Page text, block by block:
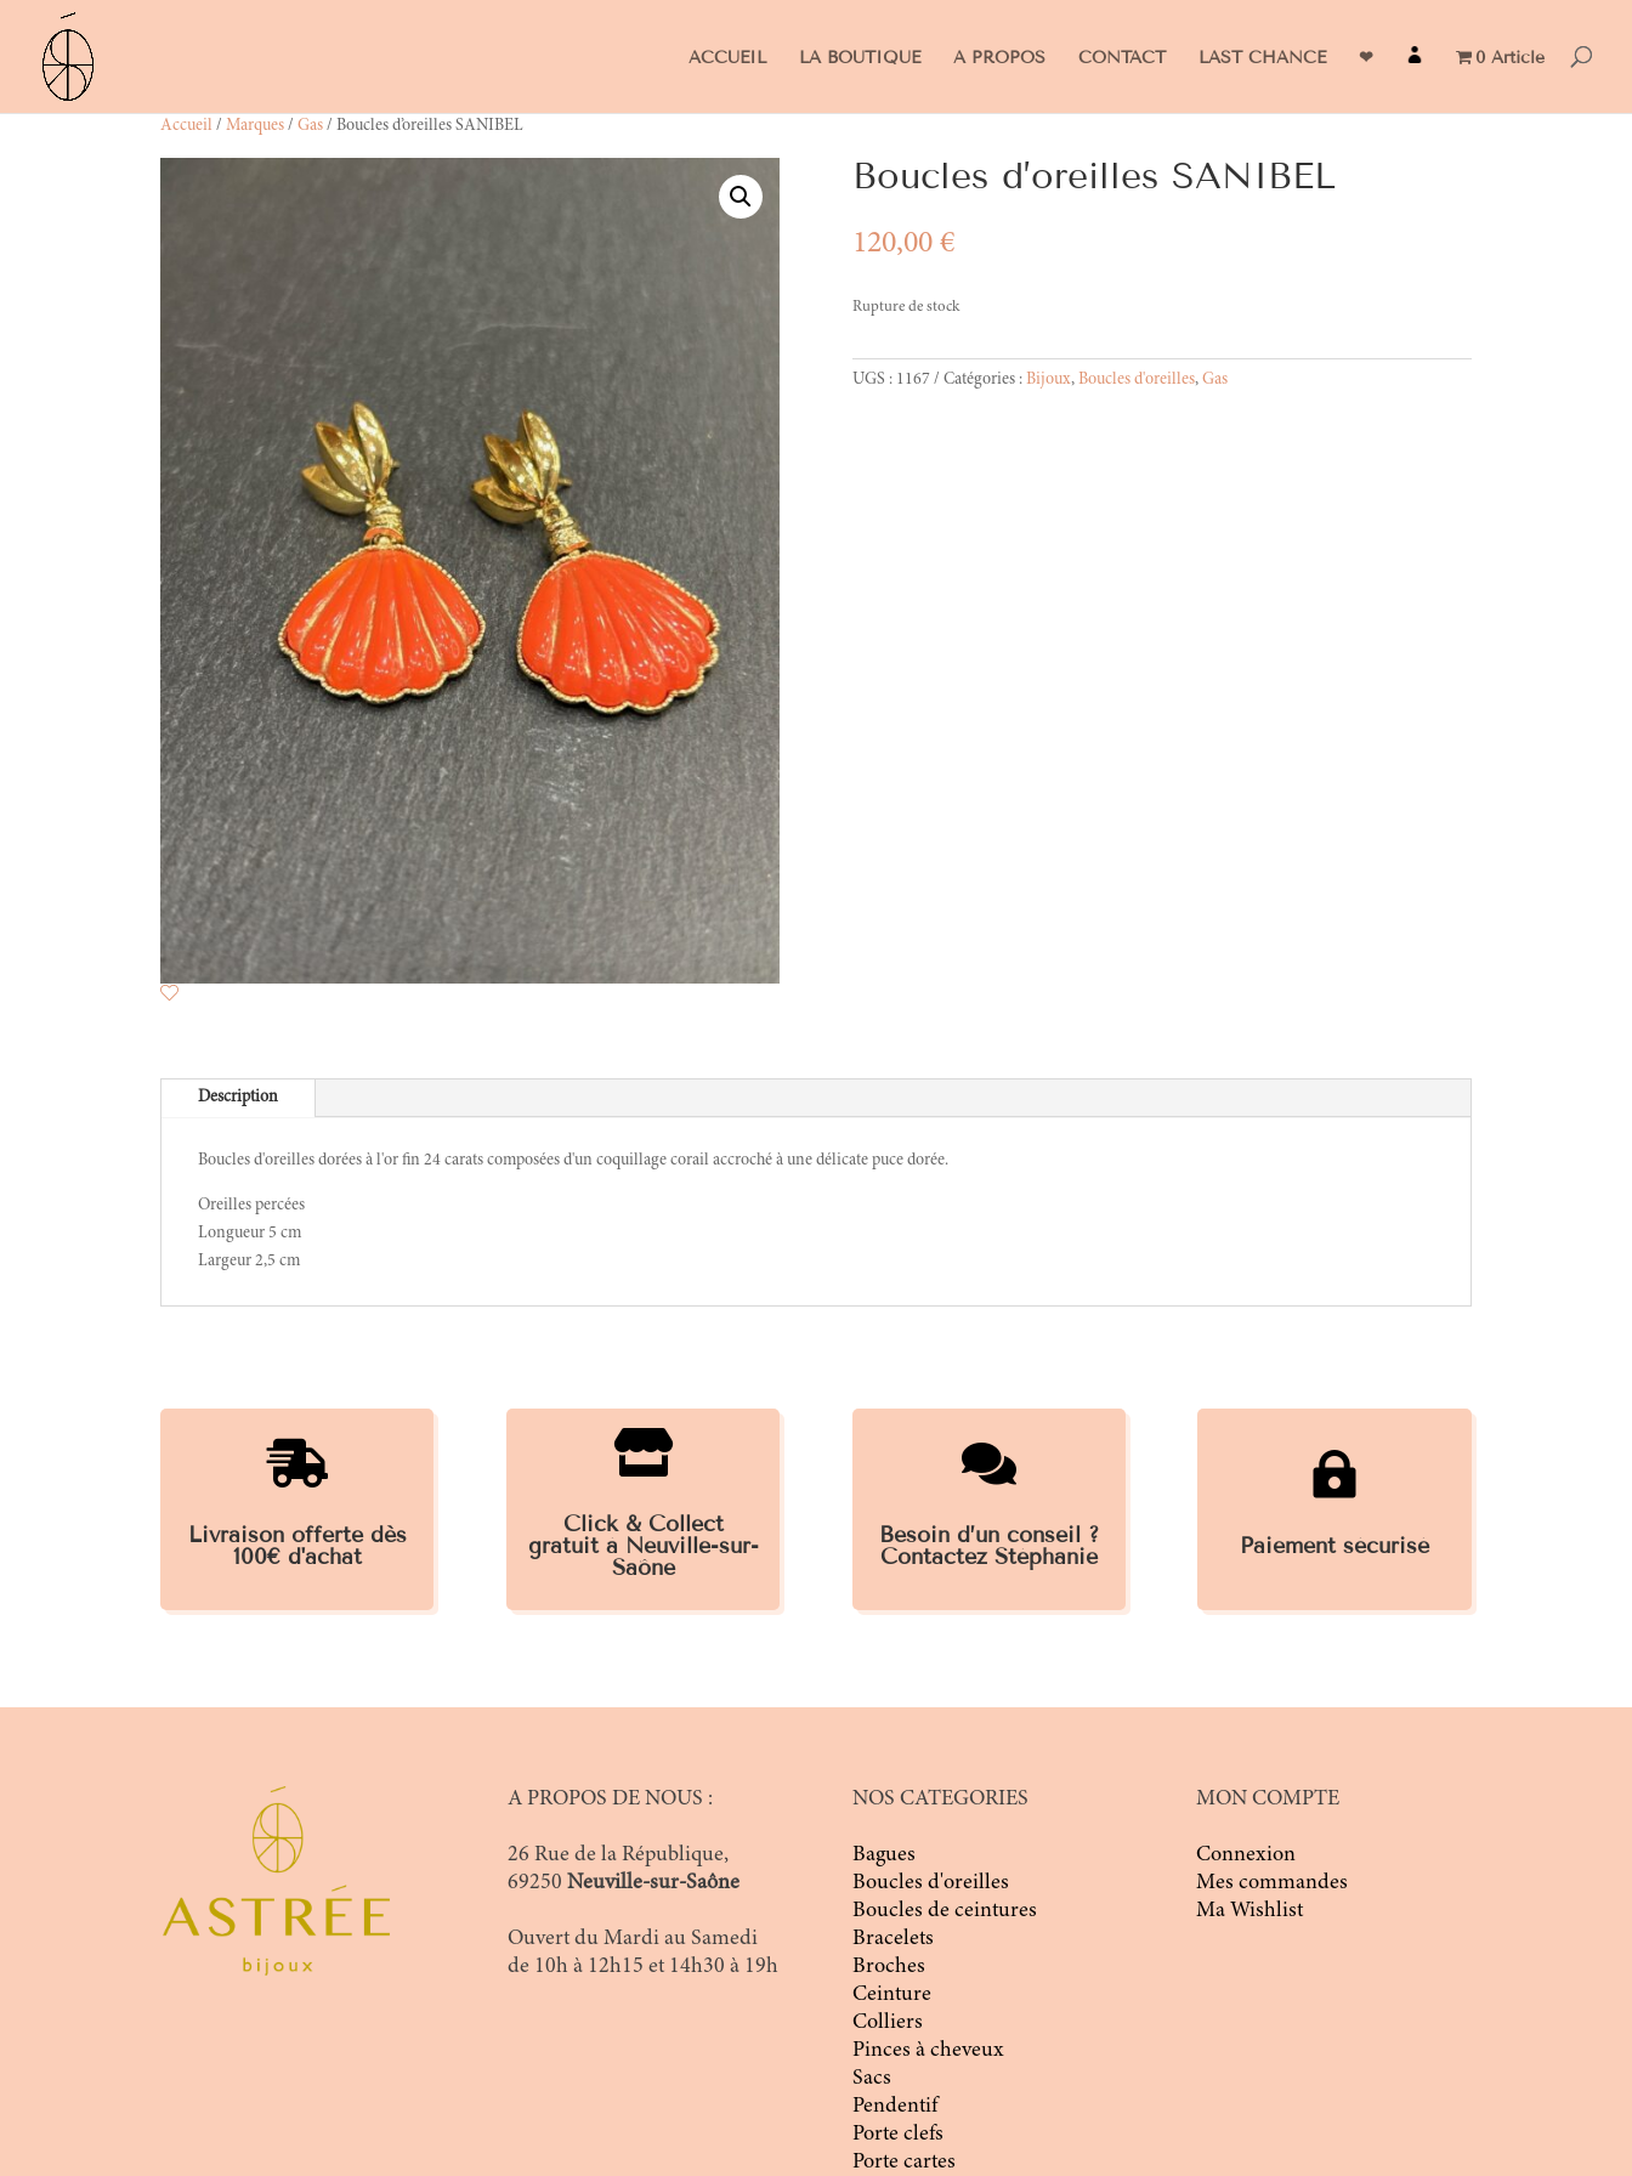
ACCUEIL LA BOUTIQUE A PROPOS CONTACT LAST CHANCE ❤ 0 Article
Accueil / Marques / Gas / Boucles d’oreilles SANIBEL
Boucles d’oreilles SANIBEL
120,00 €
Rupture de stock
UGS : 1167 Catégories : Bijoux, Boucles d'oreilles, Gas
Description
Boucles d'oreilles dorées à l'or fin 24 carats composées d'un coquillage corail accroché à une délicate puce dorée.
Oreilles percées
Longueur 5 cm
Largeur 2,5 cm

Livraison offerte dès
100€ d'achat

Click & Collect
gratuit à Neuville-sur-
Saône

Besoin d’un conseil ?
Contactez Stéphanie

Paiement sécurisé
A PROPOS DE NOUS :
26 Rue de la République,
69250 Neuville-sur-Saône
Ouvert du Mardi au Samedi
de 10h à 12h15 et 14h30 à 19h
NOS CATEGORIES
Bagues
Boucles d'oreilles
Boucles de ceintures
Bracelets
Broches
Ceinture
Colliers
Pinces à cheveux
Sacs
Pendentif
Porte clefs
Porte cartes
MON COMPTE
Connexion
Mes commandes
Ma Wishlist